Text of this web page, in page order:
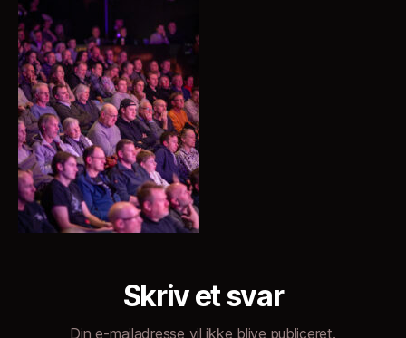
Skriv et svar
Din e-mailadresse vil ikke blive publiceret.